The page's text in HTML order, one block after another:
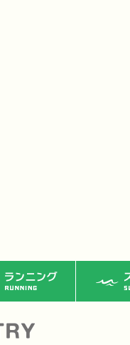
ランニング ス